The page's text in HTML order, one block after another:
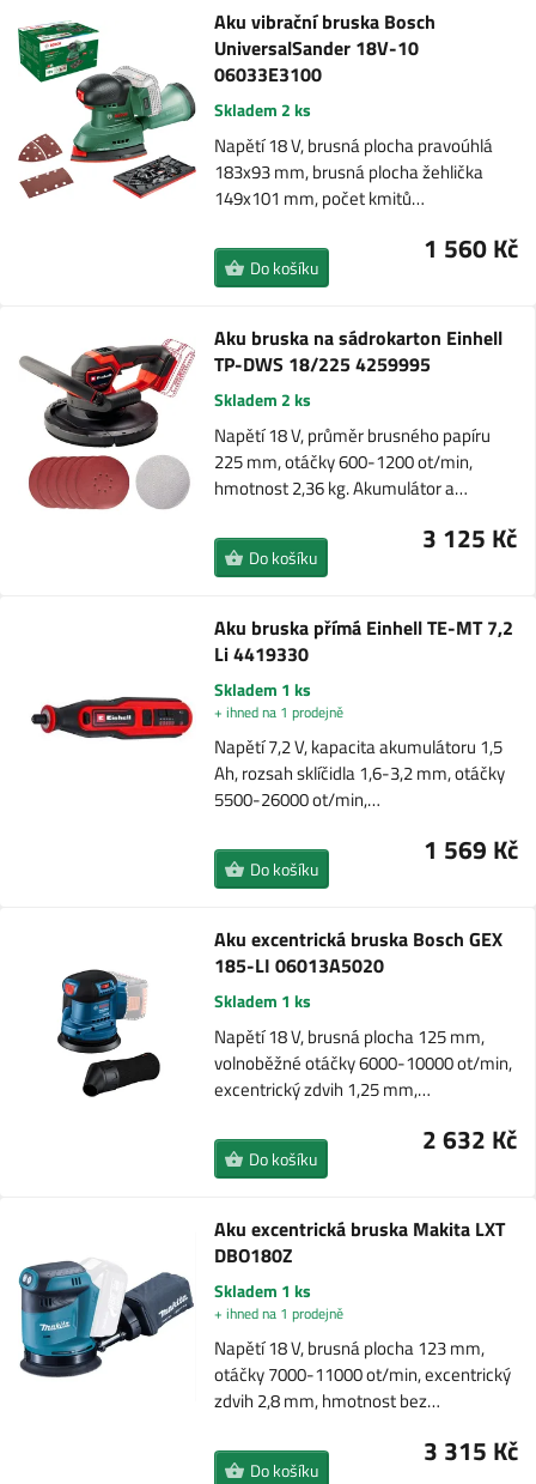
Aku vibrační bruska Bosch
UniversalSander 18V-10
06033E3100
Skladem 2 ks
Napětí 18 V, brusná plocha pravoúhlá
183x93 mm, brusná plocha žehlička
149x101 mm, počet kmitů…
1 560 Kč
Do košíku
Aku bruska na sádrokarton Einhell
TP-DWS 18/225 4259995
Skladem 2 ks
Napětí 18 V, průměr brusného papíru
225 mm, otáčky 600-1200 ot/min,
hmotnost 2,36 kg. Akumulátor a…
3 125 Kč
Do košíku
Aku bruska přímá Einhell TE-MT 7,2
Li 4419330
Skladem 1 ks
+ ihned na 1 prodejně
Napětí 7,2 V, kapacita akumulátoru 1,5
Ah, rozsah sklíčidla 1,6-3,2 mm, otáčky
5500-26000 ot/min,…
1 569 Kč
Do košíku
Aku excentrická bruska Bosch GEX
185-LI 06013A5020
Skladem 1 ks
Napětí 18 V, brusná plocha 125 mm,
volnoběžné otáčky 6000-10000 ot/min,
excentrický zdvih 1,25 mm,…
2 632 Kč
Do košíku
Aku excentrická bruska Makita LXT
DBO180Z
Skladem 1 ks
+ ihned na 1 prodejně
Napětí 18 V, brusná plocha 123 mm,
otáčky 7000-11000 ot/min, excentrický
zdvih 2,8 mm, hmotnost bez…
3 315 Kč
Do košíku